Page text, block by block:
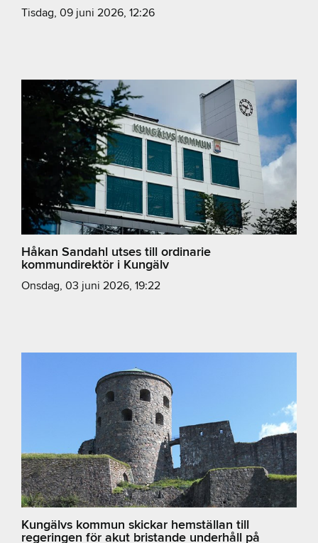
tisdag, 09 juni 2026, 12:26
Håkan Sandahl utses till ordinarie
kommundirektör i Kungälv
onsdag, 03 juni 2026, 19:22
Kungälvs kommun skickar hemställan till
regeringen för akut bristande underhåll på